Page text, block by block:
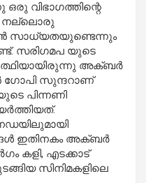
വിഭാഗത്തിന്റെ
നല്ലൊരു
സാധ്യതയുണ്ടെന്നും
സരിഗമപ യുടെ
അക്ബർ
ഗോപി സുന്ദറാണ്
പിന്നണി
ഇതിനകം അക്ബർ
കളി, എടക്കാട്
സിനിമകളിലെ